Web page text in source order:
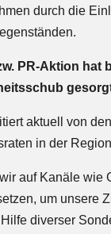
durch die
PR-Aktion hat
aktuell von
in der
auf Kanäle wie
um unsere
diverser